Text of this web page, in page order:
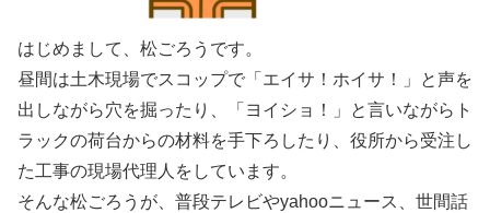
はじめまして、松ごろうです。
昼間は土木現場でスコップで「エイサ！ホイサ！」と声を
出しながら穴を掘ったり、「ヨイショ！」と言いながらト
ラックの荷台からの材料を手下ろしたり、役所から受注し
た工事の現場代理人をしています。
そんな松ごろうが、普段テレビやyahooニュース、世間話